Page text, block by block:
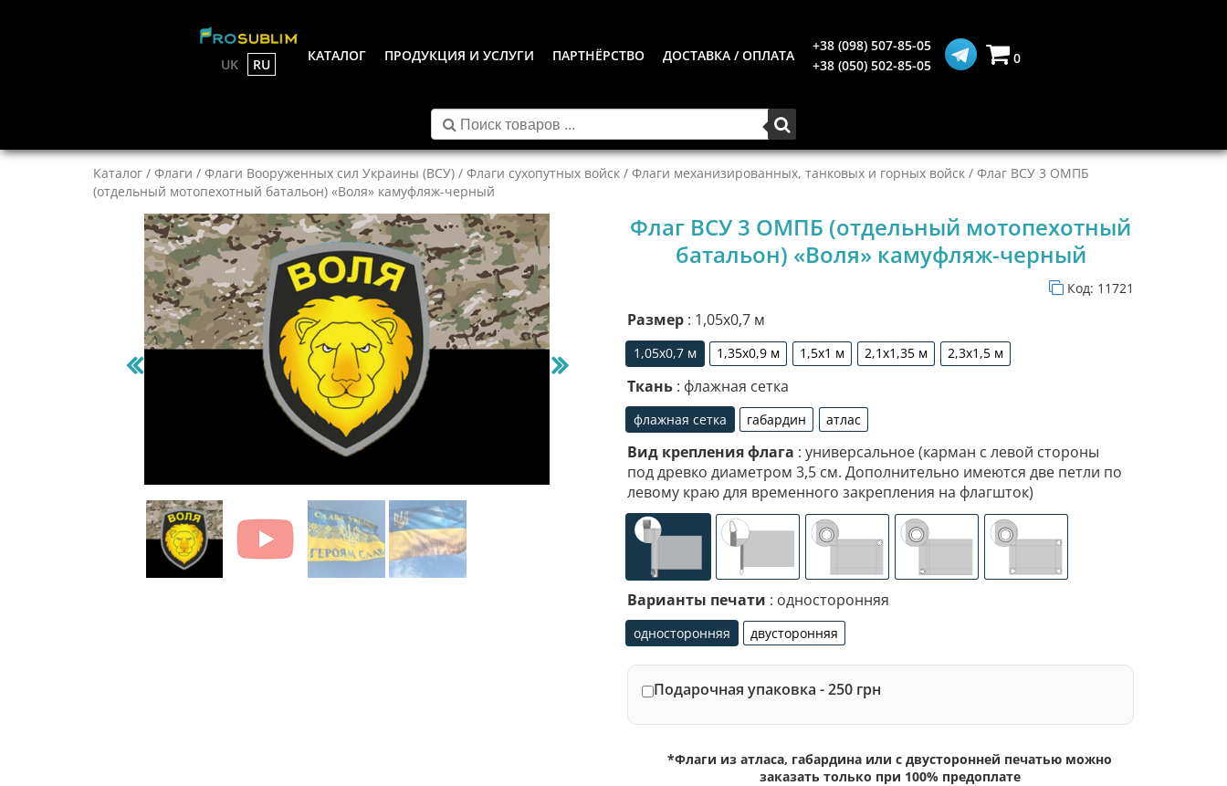
UK RU
КАТАЛОГ ПРОДУКЦИЯ И УСЛУГИ ПАРТНЁРСТВО ДОСТАВКА / ОПЛАТА
+38 (098) 507-85-05
+38 (050) 502-85-05
0
Каталог / Флаги / Флаги Вооруженных сил Украины (ВСУ) / Флаги сухопутных войск / Флаги механизированных, танковых и горных войск / Флаг ВСУ 3 ОМПБ
(отдельный мотопехотный батальон) «Воля» камуфляж-черный
Флаг ВСУ 3 ОМПБ (отдельный мотопехотный
батальон) «Воля» камуфляж-черный
Код: 11721
Размер : 1,05х0,7 м
1,05х0,7 м
1,05х0,7 м
1,35х0,9 м
1,35х0,9 м
1,5х1 м
1,5х1 м
2,1х1,35 м
2,1х1,35 м
2,3х1,5 м
2,3х1,5 м
Ткань : флажная сетка
флажная сетка
флажная сетка
габардин
габардин
атлас
атлас
Вид крепления флага : универсальное (карман с левой стороны
под древко диаметром 3,5 см. Дополнительно имеются две петли по
левому краю для временного закрепления на флагшток)
Варианты печати : односторонняя
односторонняя
односторонняя
двусторонняя
двусторонняя
Подарочная упаковка - 250 грн
*Флаги из атласа, габардина или с двусторонней печатью можно
заказать только при 100% предоплате